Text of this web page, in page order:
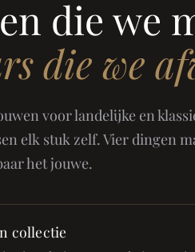
die we
die we
voor landelijke en
elk stuk zelf. Vier dingen
het jouwe.
collectie